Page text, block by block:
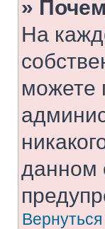
»
На
можете
данном